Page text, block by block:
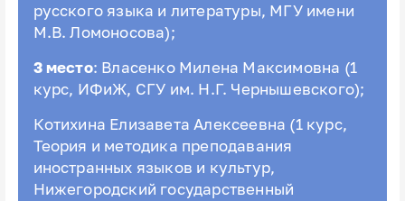
русского языка и литературы, МГУ имени
М.В. Ломоносова);
3 место: Власенко Милена Максимовна (1
курс, ИФиЖ, СГУ им. Н.Г. Чернышевского);
Котихина Елизавета Алексеевна (1 курс,
Теория и методика преподавания
иностранных языков и культур,
Нижегородский государственный